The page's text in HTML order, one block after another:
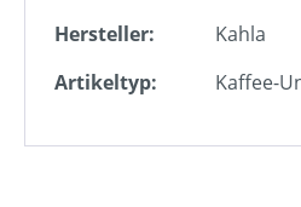
Hersteller:
Kahla
Artikeltyp:
Kaffee-